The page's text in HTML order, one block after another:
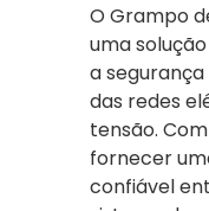
O Grampo
uma
a
das redes
tensão.
fornecer
confiável